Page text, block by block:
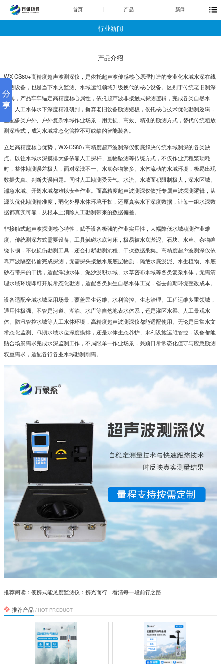
首页 产品 新闻
行业新闻
产品介绍
WX-CS80+高精度超声波测深仪 ，是依托超声波传感核心原理打造的专业化水域水深在线
勘测设备，也是当下水文监测、水域运维领域升级换代的核心设备。区别于传统老旧测深
工具，产品牢牢锚定高精度核心属性，依托超声波非接触式探测逻辑，完成各类自然水
域、人工水体水下深度精准研判，摒弃老旧设备勘测短板，依托核心技术优化勘测逻辑，
适配多类户外、户外复杂水域作业场景，用无损、高效、精准的勘测方式，替代传统粗放
测深模式，成为水域常态化管控不可或缺的智能装备。
立足高精度核心优势，WX-CS80+高精度超声波测深仪彻底解决传统水域测深的各类缺
点。以往水域水深摸排大多依靠人工探杆、重物坠测等传统方式，不仅作业流程繁琐耗
时，整体勘测误差极大，面对深浅不一、水底杂物繁多、水体流动的水域环境，极易出现
数据失真、判断失误问题。同时人工勘测受天气、水流、水域面积限制极大，深水区域、
湍急水域、开阔水域都难以安全作业。而高精度超声波测深仪依托专属声波探测逻辑，从
源头优化勘测精准度，弱化外界水体环境干扰，还原真实水下深度数据，让每一组水深数
据都真实可靠，从根本上消除人工勘测带来的数据偏差。
非接触式超声波探测核心特性，赋予设备极强的作业实用性，大幅降低水域勘测作业难
度。传统测深方式需要设备、工具触碰水底河床，极易被水底淤泥、石块、水草、杂物缠
绕卡顿，不仅损伤勘测工具，还会打断勘测流程、干扰数据采集。高精度超声波测深仪依
靠声波隔空传输完成探测，无需探头接触水底底层物质，隔绝水底淤泥、水生植物、水底
砂石带来的干扰，适配浑浊水体、泥沙淤积水域、水草密布水域等各类复杂水体，无需清
理水域环境即可开展常态化勘测，适配各类原生自然水体工况，省去前期环境整改成本。
设备适配全域水域应用场景，覆盖民生运维、水利管控、生态治理、工程运维多重领域，
通用性极强。不管是河道、湖泊、水库等自然地表水体系，还是灌区水渠、人工景观水
体、防汛管控水域等人工水体环境，高精度超声波测深仪都能适配使用。无论是日常水文
常态化监测、汛期水域水位深度摸排，还是水体生态养护、水利设施运维管控，设备都能
贴合场景需求完成水深监测工作，不局限单一作业场景，兼顾日常常态化值守与应急勘测
双重需求，适配各行各业水域勘测刚需。
推荐阅读： 便携式能见度监测仪：携光而行，看清每一段前行之路
推荐产品 / HOT PRODUCT